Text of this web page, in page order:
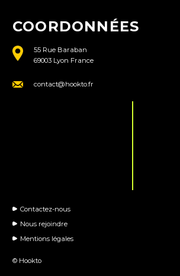
COORDONNÉES
55 Rue Baraban
69003 Lyon France
contact@hookto.fr
Contactez-nous
Nous rejoindre
Mentions légales
© Hookto